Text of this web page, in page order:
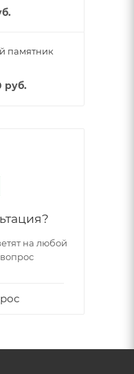
памятник
руб.
на любой